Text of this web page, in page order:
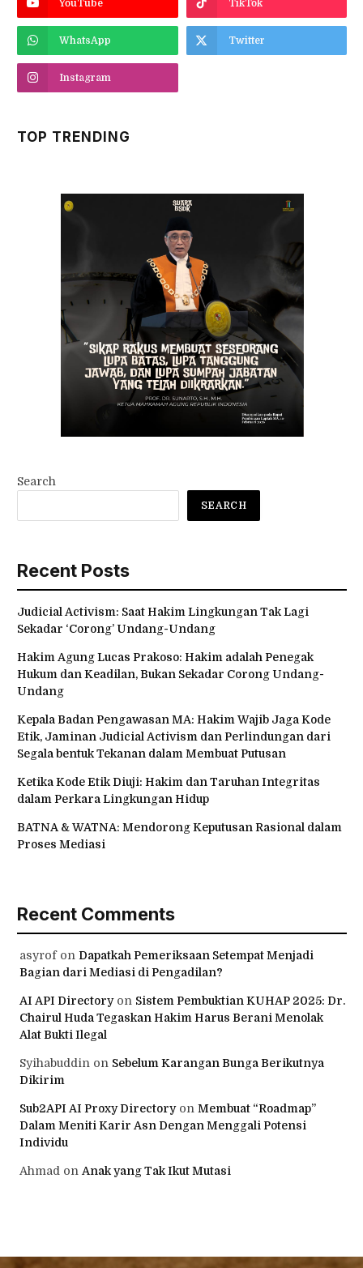
YouTube TikTok
WhatsApp Twitter
Instagram
TOP TRENDING
Search
SEARCH
Recent Posts
Judicial Activism: Saat Hakim Lingkungan Tak Lagi
Sekadar ‘Corong’ Undang-Undang
Hakim Agung Lucas Prakoso: Hakim adalah Penegak
Hukum dan Keadilan, Bukan Sekadar Corong Undang-
Undang
Kepala Badan Pengawasan MA: Hakim Wajib Jaga Kode
Etik, Jaminan Judicial Activism dan Perlindungan dari
Segala bentuk Tekanan dalam Membuat Putusan
Ketika Kode Etik Diuji: Hakim dan Taruhan Integritas
dalam Perkara Lingkungan Hidup
BATNA & WATNA: Mendorong Keputusan Rasional dalam
Proses Mediasi
Recent Comments
asyrofon Dapatkah Pemeriksaan Setempat Menjadi
Bagian dari Mediasi di Pengadilan?
AI API Directoryon Sistem Pembuktian KUHAP 2025: Dr.
Chairul Huda Tegaskan Hakim Harus Berani Menolak
Alat Bukti Ilegal
Syihabuddin on Sebelum Karangan Bunga Berikutnya
Dikirim
Sub2API AI Proxy Directoryon Membuat “Roadmap”
Dalam Meniti Karir Asn Dengan Menggali Potensi
Individu
Ahmad on Anak yang Tak Ikut Mutasi